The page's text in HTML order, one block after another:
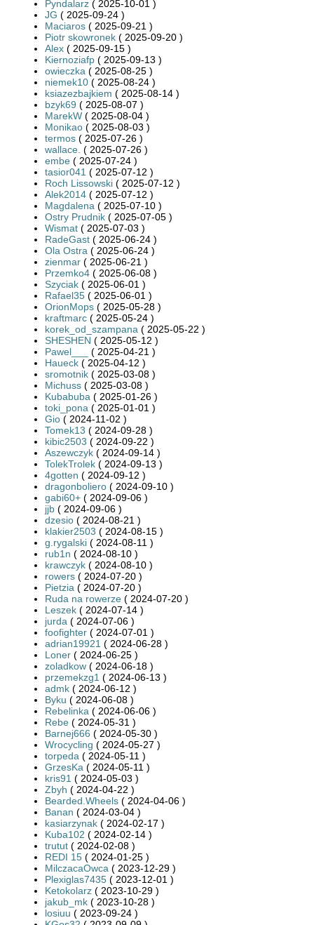
Pyndalarz ( 2025-10-01 )
JG ( 2025-09-24 )
Maciaros ( 2025-09-21 )
Piotr skowronek ( 2025-09-20 )
Alex ( 2025-09-15 )
Kiernoziafp ( 2025-09-13 )
owieczka ( 2025-08-25 )
niemek10 ( 2025-08-24 )
ksiazezbajkiem ( 2025-08-14 )
bzyk69 ( 2025-08-07 )
MarekW ( 2025-08-04 )
Monikao ( 2025-08-03 )
termos ( 2025-07-26 )
wallace. ( 2025-07-26 )
embe ( 2025-07-24 )
tasior041 ( 2025-07-12 )
Roch Lissowski ( 2025-07-12 )
Alek2014 ( 2025-07-12 )
Magdalena ( 2025-07-10 )
Ostry Prudnik ( 2025-07-05 )
Wismat ( 2025-07-03 )
RadeGast ( 2025-06-24 )
Ola Ostra ( 2025-06-24 )
zienmar ( 2025-06-21 )
Przemko4 ( 2025-06-08 )
Szyciak ( 2025-06-01 )
Rafael35 ( 2025-06-01 )
OrionMops ( 2025-05-28 )
kraftmarc ( 2025-05-24 )
korek_od_szampana ( 2025-05-22 )
SHESHEN ( 2025-05-12 )
Pawel___
( 2025-04-21 )
Haueck ( 2025-04-12 )
sromotnik ( 2025-03-08 )
Michuss ( 2025-03-08 )
Kubabuba ( 2025-01-26 )
toki_pona ( 2025-01-01 )
Gio ( 2024-11-02 )
Tomek13 ( 2024-09-28 )
kibic2503 ( 2024-09-22 )
Aszewczyk ( 2024-09-14 )
TolekTrolek ( 2024-09-13 )
4gotten ( 2024-09-12 )
dragonboliero ( 2024-09-10 )
gabi60+ ( 2024-09-06 )
jjb ( 2024-09-06 )
dzesio ( 2024-08-21 )
klakier2503 ( 2024-08-15 )
g.rygalski ( 2024-08-11 )
rub1n ( 2024-08-10 )
krawczyk ( 2024-08-10 )
rowers ( 2024-07-20 )
Pietzia ( 2024-07-20 )
Ruda na rowerze ( 2024-07-20 )
Leszek ( 2024-07-14 )
jurda ( 2024-07-06 )
foofighter ( 2024-07-01 )
adrian19921 ( 2024-06-28 )
Loner ( 2024-06-25 )
zoladkow ( 2024-06-18 )
przemekzg1 ( 2024-06-13 )
admk ( 2024-06-12 )
Byku ( 2024-06-08 )
Rebelinka ( 2024-06-06 )
Rebe ( 2024-05-31 )
Barnej666 ( 2024-05-30 )
Wrocycling ( 2024-05-27 )
torpeda ( 2024-05-11 )
GrzesKa ( 2024-05-11 )
kris91 ( 2024-05-03 )
Zbyh ( 2024-04-22 )
Bearded.Wheels ( 2024-04-06 )
Banan ( 2024-03-04 )
kasiarzynak ( 2024-02-17 )
Kuba102 ( 2024-02-14 )
trutut ( 2024-02-08 )
REDI 15 ( 2024-01-25 )
MilczacaOwca ( 2023-12-29 )
Plexiglas7435 ( 2023-12-01 )
Ketokolarz ( 2023-10-29 )
jakub_mk ( 2023-10-28 )
losiuu ( 2023-09-24 )